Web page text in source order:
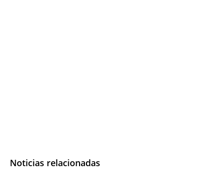
Noticias relacionadas